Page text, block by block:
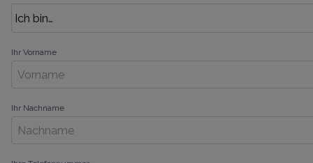
Ihr Vorname
Ihr Nachname